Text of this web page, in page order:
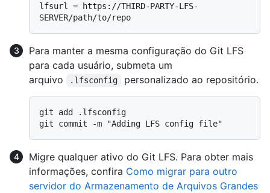
lfsurl = https://THIRD-PARTY-LFS-
Para manter a mesma configuração do Git LFS
para cada usuário, submeta um
arquivo
.lfsconfig personalizado ao repositório.
git add .lfsconfig
Migre qualquer ativo do Git LFS. Para obter mais
informações, confira Como migrar para outro
servidor do Armazenamento de Arquivos Grandes